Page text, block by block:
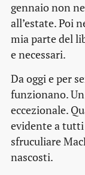
gennaio non
all’estate. Poi
mia parte del
e necessari.
Da oggi e per
funzionano.
eccezionale.
evidente a tutti
sfruculiare
nascosti.